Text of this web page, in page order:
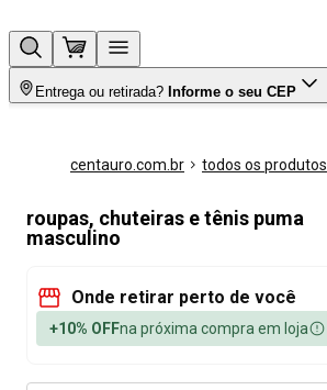
Entrega ou retirada? Informe o seu CEP
centauro.com.br todos os produtos
roupas, chuteiras e tênis puma
masculino
Onde retirar perto de você
+10% OFFna próxima compra em loja